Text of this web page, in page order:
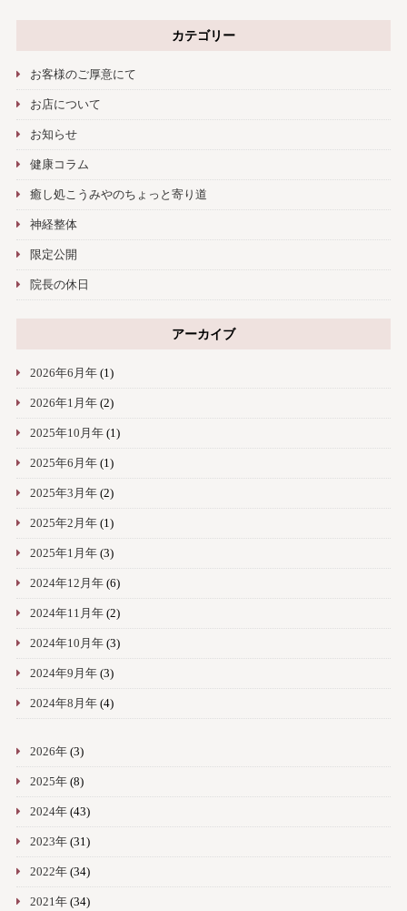
カテゴリー
お客様のご厚意にて
お店について
お知らせ
健康コラム
癒し処こうみやのちょっと寄り道
神経整体
限定公開
院長の休日
アーカイブ
2026年6月年(1)
2026年1月年(2)
2025年10月年(1)
2025年6月年(1)
2025年3月年(2)
2025年2月年(1)
2025年1月年(3)
2024年12月年(6)
2024年11月年(2)
2024年10月年(3)
2024年9月年(3)
2024年8月年(4)
2026年(3)
2025年(8)
2024年(43)
2023年(31)
2022年(34)
2021年(34)